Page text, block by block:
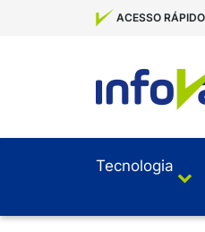
ACESSO
Tecnologia